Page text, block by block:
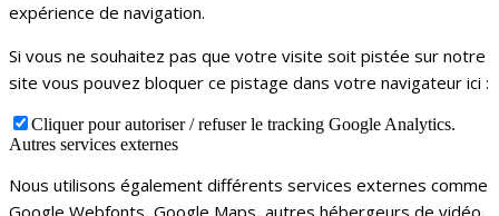
expérience de navigation.
Si vous ne souhaitez pas que votre visite soit pistée sur notre
site vous pouvez bloquer ce pistage dans votre navigateur ici :
Cliquer pour autoriser / refuser le tracking Google Analytics.
Autres services externes
Nous utilisons également différents services externes comme